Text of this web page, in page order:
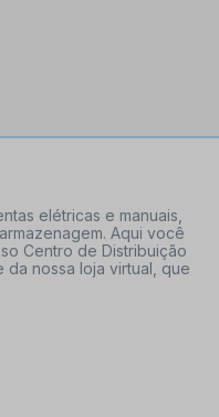
elétricas e manuais,
Aqui você
Centro de Distribuição
nossa loja virtual, que